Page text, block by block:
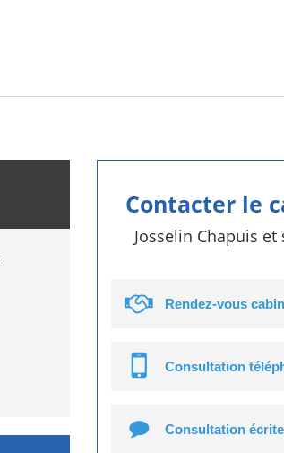
Contacter le
Josselin Chapuis
Rendez-vous
Consultation
Consultation écrite